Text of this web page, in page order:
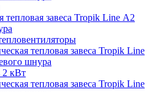
кВт